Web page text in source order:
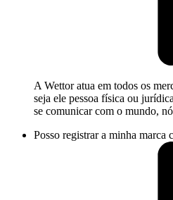
A Wettor atua em todos os
seja ele pessoa física ou
se comunicar com o mundo,
Posso registrar a minha marca